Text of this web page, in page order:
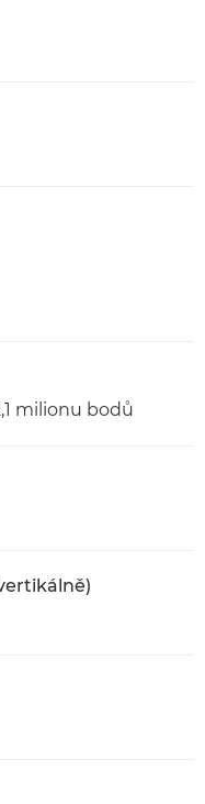
milionu bodů